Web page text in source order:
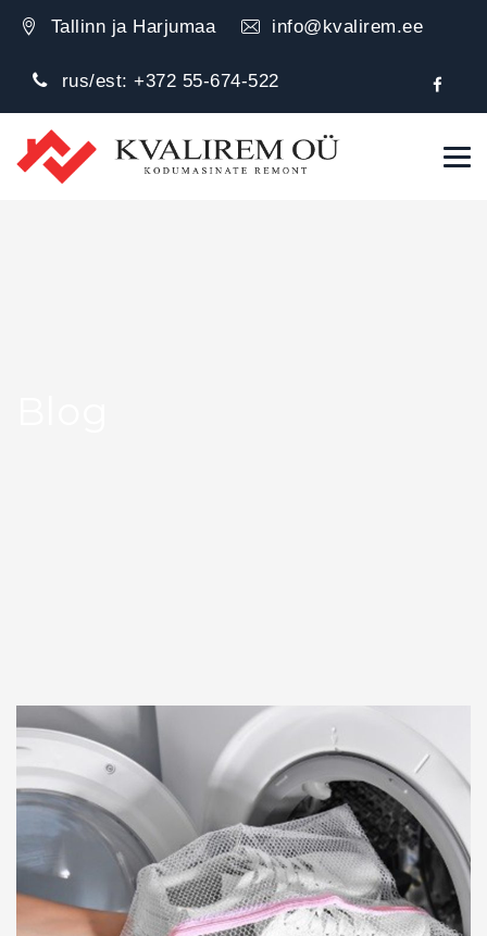
Tallinn ja Harjumaa info@kvalirem.ee
rus/est:+372 55-674-522